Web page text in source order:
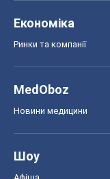
Економіка
Ринки та компанії
MedOboz
Новини медицини
Шоу